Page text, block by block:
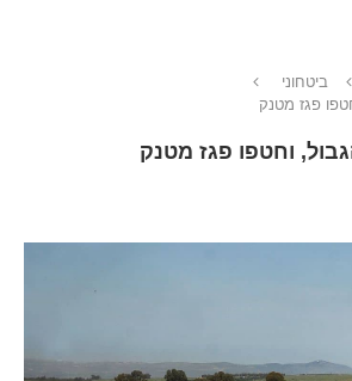
ביטחוני
פגז מטנק
וחטפו פגז מטנק